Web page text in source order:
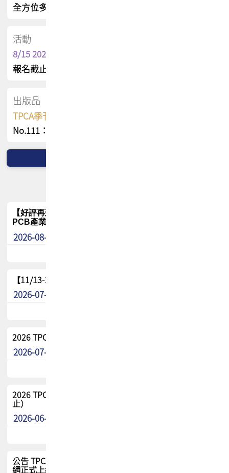
全方位多元曝光方案
活動
8/15 2026 TPCA健康盃保齡球聯誼賽
報名截止日 : 8/3 活動日期 : 8/15
出版品
TPCA季刊 FREE 線上版
No.111：PCB全球風險布局與韌性
【好評再延長】PCB GPT 全面開放體驗延長到8月!!
PCB產業專屬 AI 知識平台
2026-08-04
【11/13-15】2026 TPCA 百岳登頂_南橫三星
2026-07-22
2026 TPCA中南區會員問卷暨7/31交流餐敘報名
2026-07-08
2026 TPCA健康盃保齡球聯誼賽 熱烈報名中（8/3報名截
止）
2026-06-29
公告 TPCA 台灣電路板協會官網將迎來新面貌，7/1 新官
網正式上線！